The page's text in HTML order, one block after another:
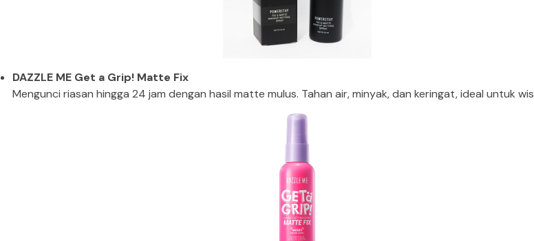
DAZZLE ME Get a Grip! Matte Fix
Mengunci riasan hingga 24 jam dengan hasil matte mulus. Tahan air, minyak, dan keringat, ideal untuk